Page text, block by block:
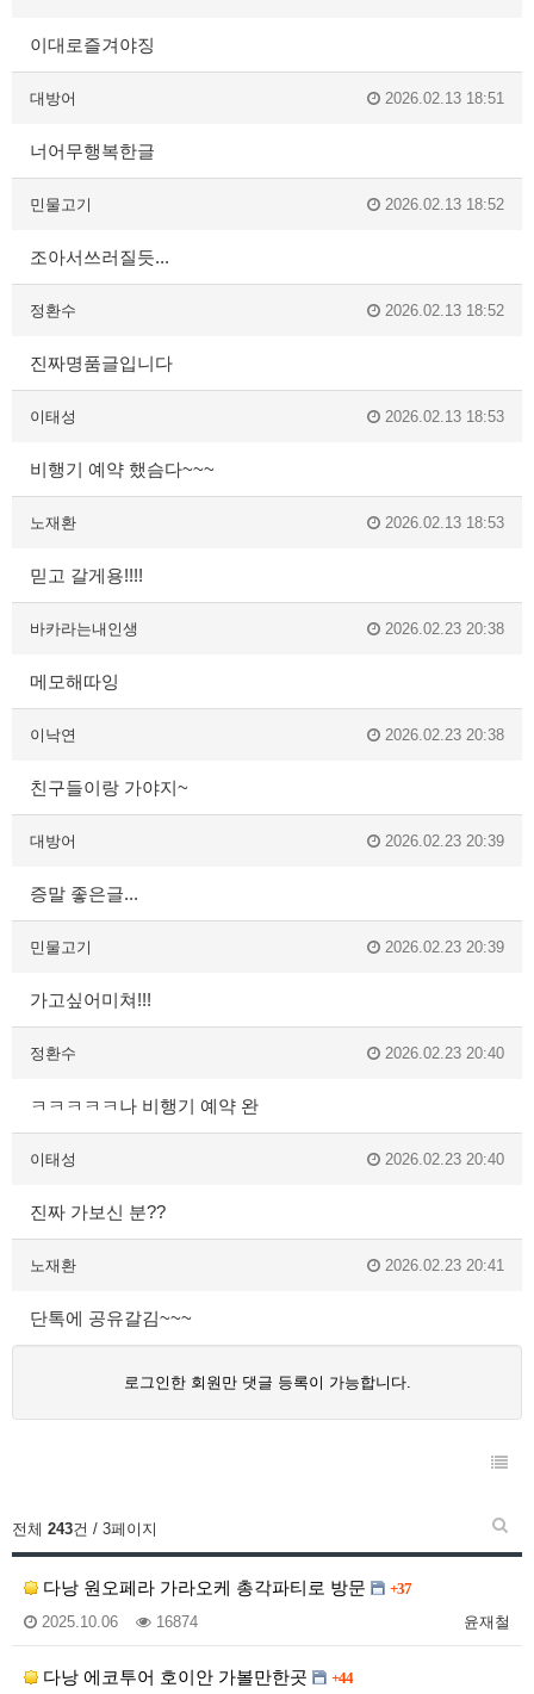
이대로즐겨야징
대방어 2026.02.13 18:51
너어무행복한글
민물고기 2026.02.13 18:52
조아서쓰러질듯...
정환수 2026.02.13 18:52
진짜명품글입니다
이태성 2026.02.13 18:53
비행기 예약 했슴다~~~
노재환 2026.02.13 18:53
믿고 갈게용!!!!
바카라는내인생 2026.02.23 20:38
메모해따잉
이낙연 2026.02.23 20:38
친구들이랑 가야지~
대방어 2026.02.23 20:39
증말 좋은글...
민물고기 2026.02.23 20:39
가고싶어미쳐!!!
정환수 2026.02.23 20:40
ㅋㅋㅋㅋㅋ나 비행기 예약 완
이태성 2026.02.23 20:40
진짜 가보신 분??
노재환 2026.02.23 20:41
단톡에 공유갈김~~~
로그인한 회원만 댓글 등록이 가능합니다.
전체 243건 / 3페이지
다낭 원오페라 가라오케 총각파티로 방문 +37
윤재철
2025.10.06 16874
다낭 에코투어 호이안 가볼만한곳 +44